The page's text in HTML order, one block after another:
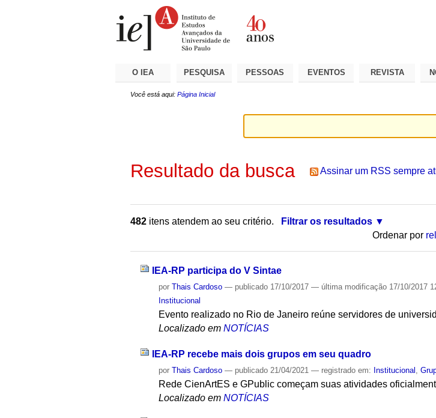
O IEA PESQUISA PESSOAS EVENTOS REVISTA
Você está aqui: Página Inicial
Resultado da busca Assinar um RSS sempre
482 itens atendem ao seu critério.
Filtrar os resultados
Ordenar por
IEA-RP participa do V Sintae
porThais Cardoso — publicado 17/10/2017— última modificação 17/10/2017
Institucional
Evento realizado no Rio de Janeiro reúne servidores de
Localizado em NOTÍCIAS
IEA-RP recebe mais dois grupos em seu quadro
porThais Cardoso — publicado 21/04/2021— registrado em: Institucional ,
Rede CienArtES e GPublic começam suas atividades
Localizado em NOTÍCIAS